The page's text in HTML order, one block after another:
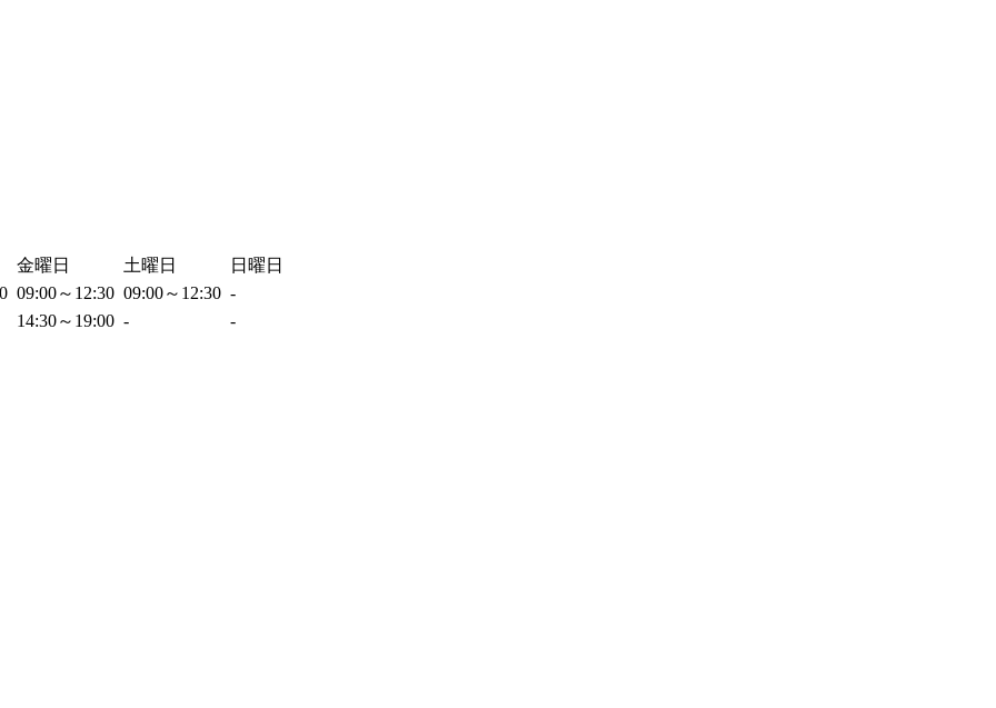
金曜日 土曜日
日曜日
09:00～12:30 09:00～12:30 -
14:30～19:00 - -